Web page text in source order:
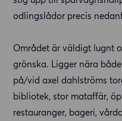
odlingslådor precis
Området är väldigt lugnt
grönska. Ligger nära
på/vid axel dahlströms
bibliotek, stor mataffär,
restauranger, bageri,